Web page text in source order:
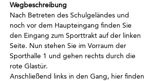
Wegbeschreibung
Nach Betreten des Schulgeländes und
noch vor dem Haupteingang finden Sie
den Eingang zum Sporttrakt auf der linken
Seite. Nun stehen Sie im Vorraum der
Sporthalle 1 und gehen rechts durch die
rote Glastür.
Anschließend links in den Gang, hier finden